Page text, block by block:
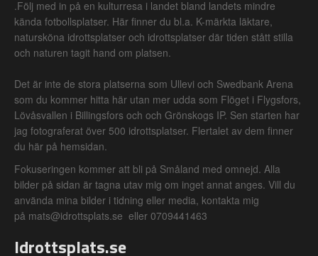
.Följ med in på en kulturresa i landet bland landets mindre
kända fotbollsplatser. Här finner du bl.a. K-märkta läktare,
natursköna idrottsplatser och idrottsplatser där tiden stått stilla
och naturen tagit hand om platsen.
Det är inte de stora platserna som Ullevi och Swedbank Arena
som du kommer hitta här utan mer udda som Flöget i Flygsfors,
Lövåsvallen i Billingsfors och och Grönskogs IP. Sen starten har
jag fotograferat över 500 idrottsplatser. Flertalet av dem finner
du här på hemsidan.
Fokuseringen kommer att bli på Småland med omnejd. Alla
bilder på sidan är tagna utav mig om inget annat anges. Vill du
använda mina bilder i tidning eller media, kontakta mig
på mats@idrottsplats.se eller 0709441463
Idrottsplats.se